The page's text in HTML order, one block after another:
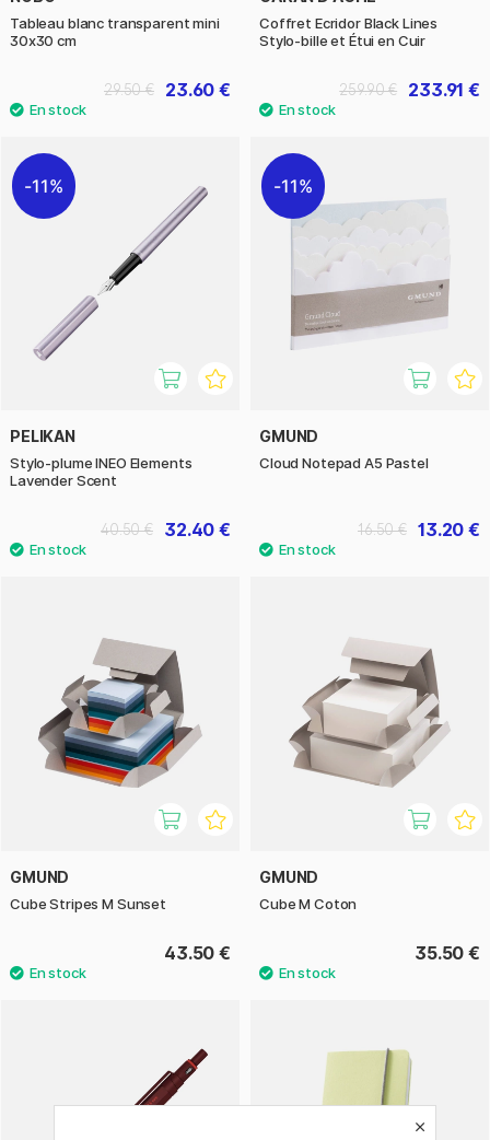
Tableau blanc transparent mini
30x30 cm
23.60 €
29.50 €
Coffret Ecridor Black Lines
Stylo-bille et Étui en Cuir
233.91 €
259.90 €
11%
PELIKAN
Stylo-plume INEO Elements
Lavender Scent
32.40 €
40.50 €
11%
GMUND
Cloud Notepad A5 Pastel
13.20 €
16.50 €
GMUND
Cube Stripes M Sunset
43.50 €
GMUND
Cube M Coton
35.50 €